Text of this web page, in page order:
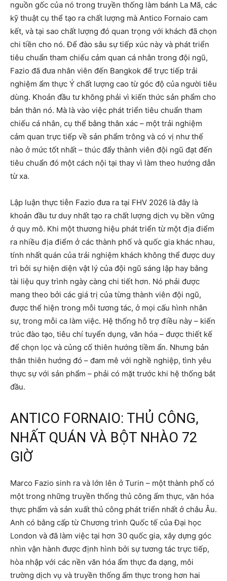
nguồn gốc của nó trong truyền thống làm bánh La Mã, các
kỹ thuật cụ thể tạo ra chất lượng mà Antico Fornaio cam
kết, và tại sao chất lượng đó quan trọng với khách đã chọn
chi tiền cho nó. Để đào sâu sự tiếp xúc này và phát triển
tiêu chuẩn tham chiếu cảm quan cá nhân trong đội ngũ,
Fazio đã đưa nhân viên đến Bangkok để trực tiếp trải
nghiệm ẩm thực Ý chất lượng cao từ góc độ của người tiêu
dùng. Khoản đầu tư không phải vì kiến thức sản phẩm cho
bản thân nó. Mà là vào việc phát triển tiêu chuẩn tham
chiếu cá nhân, cụ thể bằng thân xác – một trải nghiệm
cảm quan trực tiếp về sản phẩm trông và có vị như thế
nào ở mức tốt nhất – thúc đẩy thành viên đội ngũ đạt đến
tiêu chuẩn đó một cách nội tại thay vì làm theo hướng dẫn
từ xa.
Lập luận thực tiễn Fazio đưa ra tại FHV 2026 là đây là
khoản đầu tư duy nhất tạo ra chất lượng dịch vụ bền vững
ở quy mô. Khi một thương hiệu phát triển từ một địa điểm
ra nhiều địa điểm ở các thành phố và quốc gia khác nhau,
tính nhất quán của trải nghiệm khách không thể được duy
trì bởi sự hiện diện vật lý của đội ngũ sáng lập hay bằng
tài liệu quy trình ngày càng chi tiết hơn. Nó phải được
mang theo bởi các giá trị của từng thành viên đội ngũ,
được thể hiện trong mỗi tương tác, ở mọi cấu hình nhân
sự, trong mỗi ca làm việc. Hệ thống hỗ trợ điều này – kiến
trúc đào tạo, tiêu chí tuyển dụng, văn hóa – được thiết kế
để chọn lọc và củng cố thiên hướng tiềm ẩn. Nhưng bản
thân thiên hướng đó – đam mê với nghề nghiệp, tình yêu
thực sự với sản phẩm – phải có mặt trước khi hệ thống bắt
đầu.
ANTICO FORNAIO: THỦ CÔNG,
NHẤT QUÁN VÀ BỘT NHÀO 72
GIỜ
Marco Fazio sinh ra và lớn lên ở Turin – một thành phố có
một trong những truyền thống thủ công ẩm thực, văn hóa
thực phẩm và sản xuất thủ công phát triển nhất ở châu Âu.
Anh có bằng cấp từ Chương trình Quốc tế của Đại học
London và đã làm việc tại hơn 30 quốc gia, xây dựng góc
nhìn vận hành được định hình bởi sự tương tác trực tiếp,
hòa nhập với các nền văn hóa ẩm thực đa dạng, môi
trường dịch vụ và truyền thống ẩm thực trong hơn hai